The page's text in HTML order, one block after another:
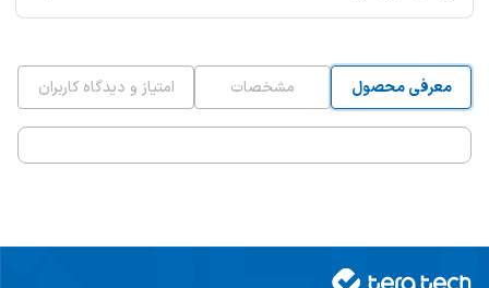
معرفی محصول مشخصات امتیاز و دیدگاه کاربران